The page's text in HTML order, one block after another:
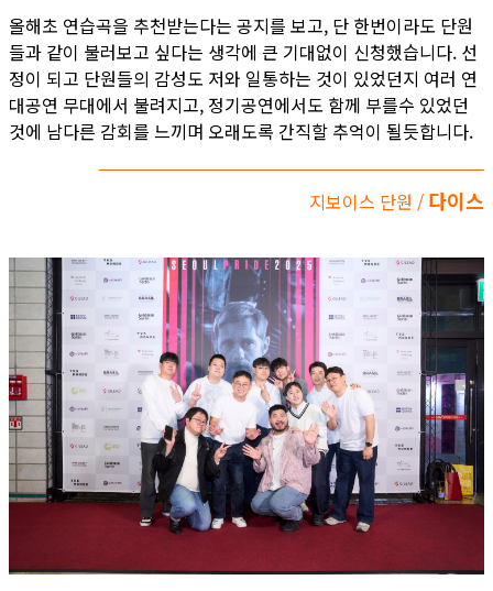
올해초 연습곡을 추천받는다는 공지를 보고, 단 한번이라도 단원
들과 같이 불러보고 싶다는 생각에 큰 기대없이 신청했습니다. 선
정이 되고 단원들의 감성도 저와 일통하는 것이 있었던지 여러 연
대공연 무대에서 불려지고, 정기공연에서도 함께 부를수 있었던
것에 남다른 감회를 느끼며 오래도록 간직할 추억이 될듯합니다.
지보이스 단원 / 다이스